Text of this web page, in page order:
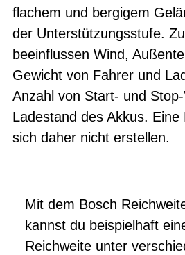
flachem und bergigem
der Unterstützungsstufe.
beeinflussen Wind,
Gewicht von Fahrer und
Anzahl von Start- und
Ladestand des Akkus.
sich daher nicht erstellen.
Mit dem Bosch
kannst du beispielhaft
Reichweite unter